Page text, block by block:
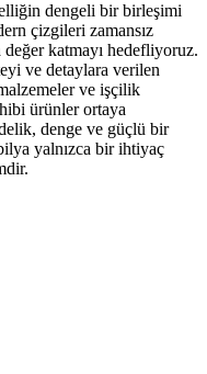
dengeli bir birleşimi
çizgileri zamansız
katmayı hedefliyoruz.
ve detaylara verilen
ve işçilik
ürünler ortaya
denge ve güçlü bir
yalnızca bir ihtiyaç